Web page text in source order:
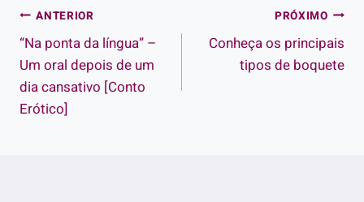
Navegação
de
Post
ANTERIOR
“Na ponta da língua” –
Um oral depois de um
dia cansativo [Conto
Erótico]
PRÓXIMO
Conheça os principais
tipos de boquete